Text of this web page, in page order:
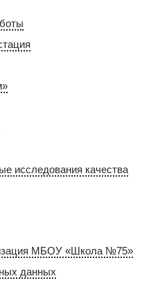
исследования качества
МБОУ «Школа №75»
данных